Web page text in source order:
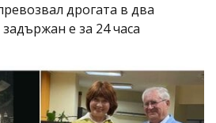
дрогата в два
е за 24 часа